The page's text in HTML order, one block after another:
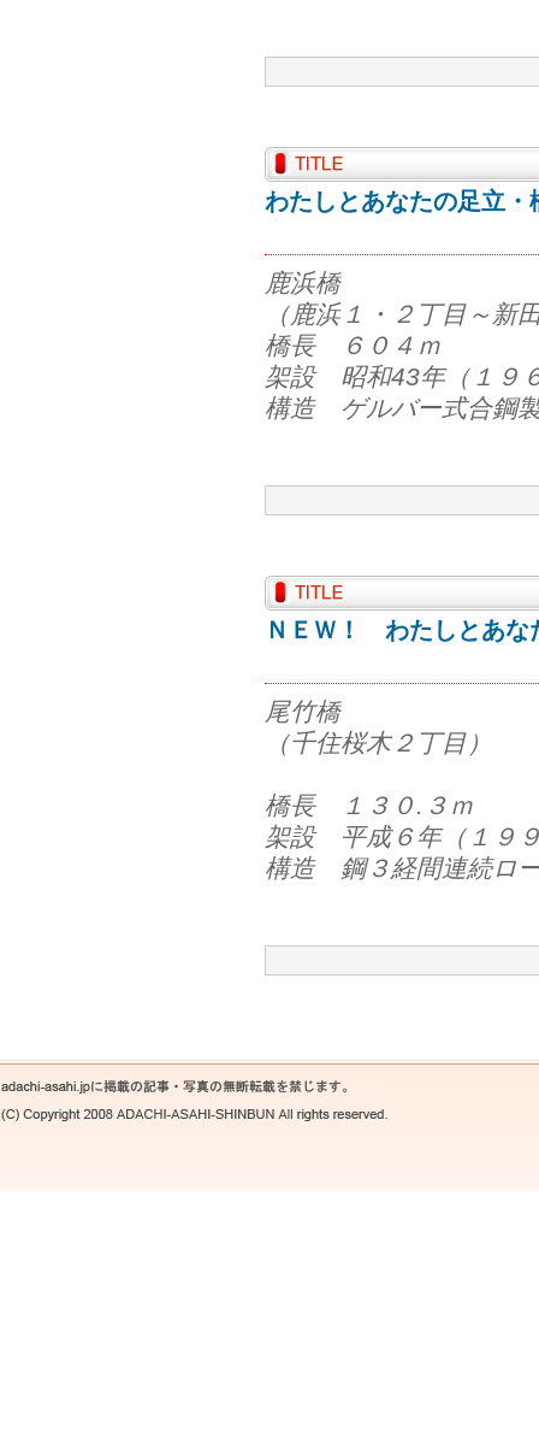
わたしとあなたの足立・
鹿浜橋
（鹿浜１・２丁目～新
橋長 ６０４ｍ
架設 昭和43年（１９
構造 ゲルバー式合鋼
ＮＥＷ！ わたしとあな
尾竹橋
（千住桜木２丁目）
橋長 １３０.３ｍ
架設 平成６年（１９
構造 鋼３経間連続ロ